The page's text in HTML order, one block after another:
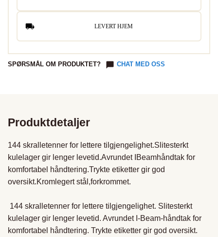
LEVERT HJEM
SPØRSMÅL OM PRODUKTET? CHAT MED OSS
Produktdetaljer
144 skralletenner for lettere tilgjengelighet.Slitesterkt
kulelager gir lenger levetid.Avrundet IBeamhåndtak for
komfortabel håndtering.Trykte etiketter gir god
oversikt.Kromlegert stål,forkrommet.
kulelager gir lenger levetid. Avrundet I-Beam-håndtak for
komfortabel håndtering. Trykte etiketter gir god oversikt.